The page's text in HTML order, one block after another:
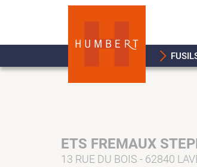
ETS FREMAUX
13 RUE DU BOIS - 62840